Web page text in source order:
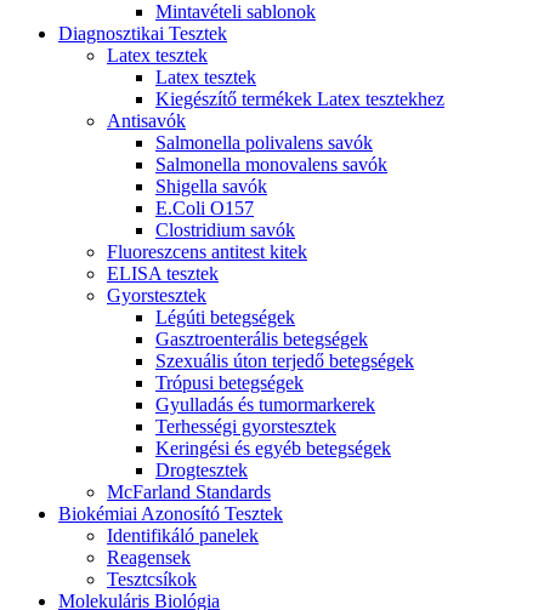
Mintavételi sablonok
Diagnosztikai Tesztek
Latex tesztek
Latex tesztek
Kiegészítő termékek Latex tesztekhez
Antisavók
Salmonella polivalens savók
Salmonella monovalens savók
Shigella savók
E.Coli O157
Clostridium savók
Fluoreszcens antitest kitek
ELISA tesztek
Gyorstesztek
Légúti betegségek
Gasztroenterális betegségek
Szexuális úton terjedő betegségek
Trópusi betegségek
Gyulladás és tumormarkerek
Terhességi gyorstesztek
Keringési és egyéb betegségek
Drogtesztek
McFarland Standards
Biokémiai Azonosító Tesztek
Identifikáló panelek
Reagensek
Tesztcsíkok
Molekuláris Biológia